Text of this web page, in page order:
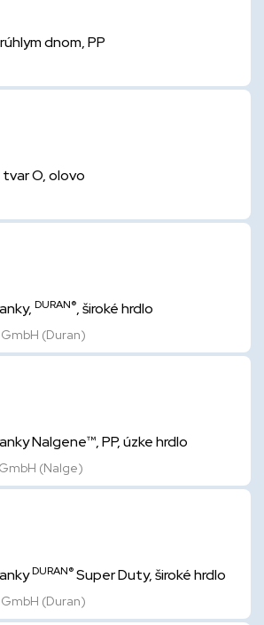
dnom, PP
O, olovo
DURAN®, široké hrdlo
(Duran)
Nalgene™, PP, úzke hrdlo
(Nalge)
DURAN®Super Duty, široké hrdlo
(Duran)